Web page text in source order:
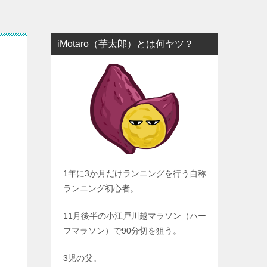
iMotaro（芋太郎）とは何ヤツ？
1年に3か月だけランニングを行う自称
ランニング初心者。
11月後半の小江戸川越マラソン（ハー
フマラソン）で90分切を狙う。
3児の父。